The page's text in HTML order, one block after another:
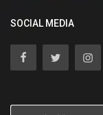
SOCIAL MEDIA